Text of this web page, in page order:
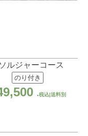
ルジャーコース
のり付き
税込|送料別